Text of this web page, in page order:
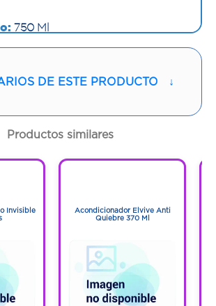
750 Ml
DE ESTE PRODUCTO ↓
Productos similares
Invisible
Acondicionador Elvive Anti
Quiebre 370 Ml